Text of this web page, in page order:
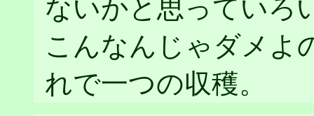
ないかと思っていろ
こんなんじゃダメよ
れで一つの収穫。